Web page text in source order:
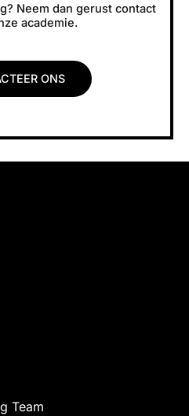
Neem dan gerust contact
academie.
ONS
Team